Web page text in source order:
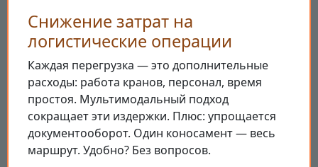
Снижение затрат на
логистические операции
Каждая перегрузка — это дополнительные
расходы: работа кранов, персонал, время
простоя. Мультимодальный подход
сокращает эти издержки. Плюс: упрощается
документооборот. Один коносамент — весь
маршрут. Удобно? Без вопросов.